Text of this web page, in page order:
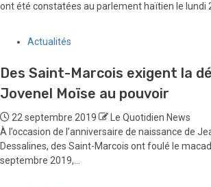
ont été constatées au parlement haïtien le lundi
Actualités
Des Saint-Marcois exigent la
Jovenel Moïse au pouvoir
22 septembre 2019
Le Quotidien News
À l’occasion de l’anniversaire de naissance de
Dessalines, des Saint-Marcois ont foulé le
septembre 2019,...